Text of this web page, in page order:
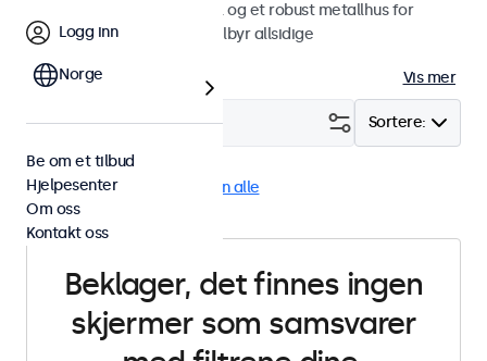
bruker et herdet frontpanel og et robust metallhus for
ekstra støtbeskyttelse og tilbyr allsidige
Vis mer
Sortere:
Filter (0)
RCA Vandalsikker Fjern alle
Beklager, det finnes ingen
skjermer som samsvarer
Logg inn
Norge
Be om et tilbud
Hjelpesenter
Om oss
Kontakt oss